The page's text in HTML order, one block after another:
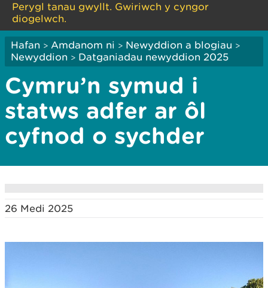
Perygl tanau gwyllt. Gwiriwch y cyngor
diogelwch.
Hafan > Amdanom ni > Newyddion a blogiau >
Newyddion > Datganiadau newyddion 2025
Cymru’n symud i
statws adfer ar ôl
cyfnod o sychder
26 Medi 2025